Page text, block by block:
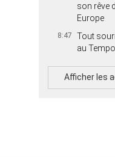
son rêve
Europe
8:47
Tout
au Tempo
Afficher les